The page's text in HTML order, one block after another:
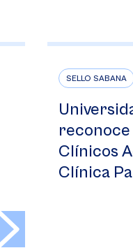
SELLO SABANA
Clínicos
Clínica